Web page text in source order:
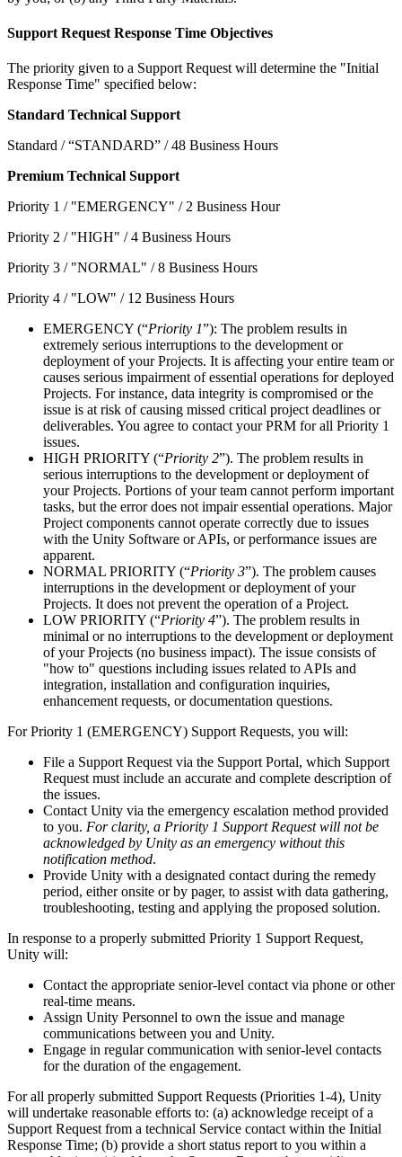
Support Request Response Time Objectives
The priority given to a Support Request will determine the "Initial
Response Time" specified below:
Standard Technical Support
Standard / “STANDARD” / 48 Business Hours
Premium Technical Support
Priority 1 / "EMERGENCY" / 2 Business Hour
Priority 2 / "HIGH" / 4 Business Hours
Priority 3 / "NORMAL" / 8 Business Hours
Priority 4 / "LOW" / 12 Business Hours
EMERGENCY (“Priority 1”): The problem results in
extremely serious interruptions to the development or
deployment of your Projects. It is affecting your entire team or
causes serious impairment of essential operations for deployed
Projects. For instance, data integrity is compromised or the
issue is at risk of causing missed critical project deadlines or
deliverables. You agree to contact your PRM for all Priority 1
issues.
HIGH PRIORITY (“Priority 2”). The problem results in
serious interruptions to the development or deployment of
your Projects. Portions of your team cannot perform important
tasks, but the error does not impair essential operations. Major
Project components cannot operate correctly due to issues
with the Unity Software or APIs, or performance issues are
apparent.
NORMAL PRIORITY (“Priority 3”). The problem causes
interruptions in the development or deployment of your
Projects. It does not prevent the operation of a Project.
LOW PRIORITY (“Priority 4”). The problem results in
minimal or no interruptions to the development or deployment
of your Projects (no business impact). The issue consists of
"how to" questions including issues related to APIs and
integration, installation and configuration inquiries,
enhancement requests, or documentation questions.
For Priority 1 (EMERGENCY) Support Requests, you will:
File a Support Request via the Support Portal, which Support
Request must include an accurate and complete description of
the issues.
Contact Unity via the emergency escalation method provided
to you. For clarity, a Priority 1 Support Request will not be
acknowledged by Unity as an emergency without this
notification method.
Provide Unity with a designated contact during the remedy
period, either onsite or by pager, to assist with data gathering,
troubleshooting, testing and applying the proposed solution.
In response to a properly submitted Priority 1 Support Request,
Unity will:
Contact the appropriate senior-level contact via phone or other
real-time means.
Assign Unity Personnel to own the issue and manage
communications between you and Unity.
Engage in regular communication with senior-level contacts
for the duration of the engagement.
For all properly submitted Support Requests (Priorities 1-4), Unity
will undertake reasonable efforts to: (a) acknowledge receipt of a
Support Request from a technical Service contact within the Initial
Response Time; (b) provide a short status report to you within a